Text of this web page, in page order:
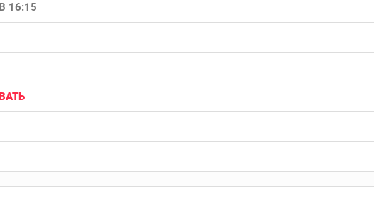
16:15